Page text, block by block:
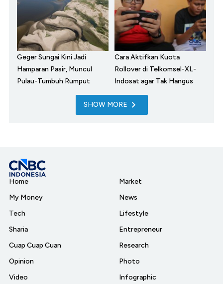
Geger Sungai Kini Jadi
Hamparan Pasir, Muncul
Pulau-Tumbuh Rumput
Cara Aktifkan Kuota
Rollover di Telkomsel-XL-
Indosat agar Tak Hangus
SHOW MORE
Home
My Money
Tech
Sharia
Cuap Cuap Cuan
Opinion
Video
Market
News
Lifestyle
Entrepreneur
Research
Photo
Infographic